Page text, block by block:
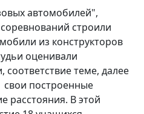
автомобилей",
строили
из конструкторов
оценивали
соответствие теме, далее
свои построенные
расстояния. В этой